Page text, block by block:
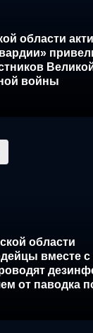
области
войны
области
вместе
от паводка